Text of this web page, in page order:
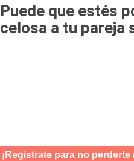
Puede que estés
celosa a tu pareja